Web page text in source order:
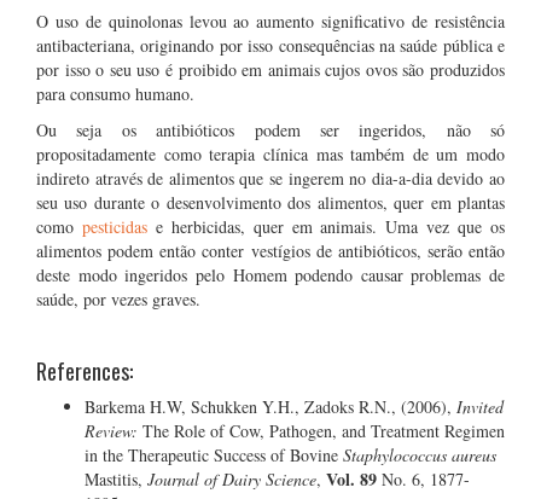
O uso de quinolonas levou ao aumento significativo de resistência
antibacteriana, originando por isso consequências na saúde pública e
por isso o seu uso é proibido em animais cujos ovos são produzidos
para consumo humano.
Ou seja os antibióticos podem ser ingeridos, não só
propositadamente como terapia clínica mas também de um modo
indireto através de alimentos que se ingerem no dia-a-dia devido ao
seu uso durante o desenvolvimento dos alimentos, quer em plantas
como pesticidase herbicidas, quer em animais. Uma vez que os
alimentos podem então conter vestígios de antibióticos, serão então
deste modo ingeridos pelo Homem podendo causar problemas de
saúde, por vezes graves.
References:
Barkema H.W, Schukken Y.H., Zadoks R.N., (2006), Invited
Review: The Role of Cow, Pathogen, and Treatment Regimen
in the Therapeutic Success of Bovine Staphylococcus aureus
Mastitis, Journal of Dairy Science, Vol. 89 No. 6, 1877-